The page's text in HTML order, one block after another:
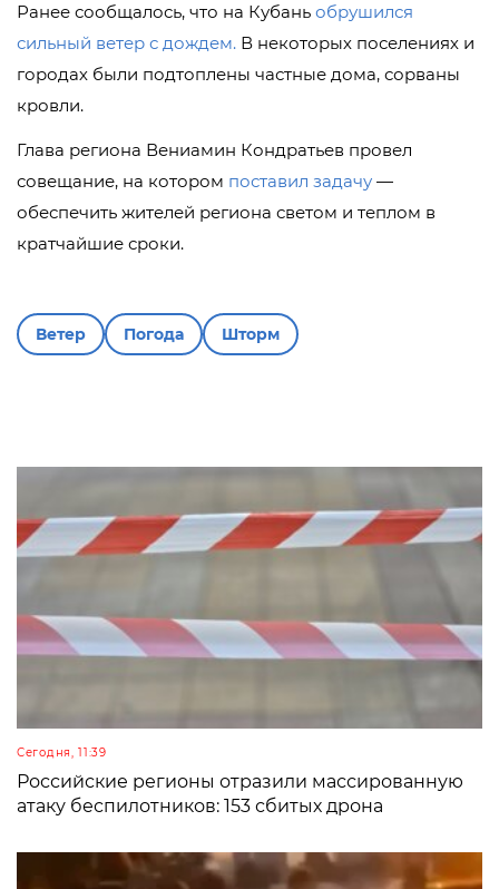
Ранее сообщалось, что на Кубань обрушился
сильный ветер с дождем. В некоторых поселениях и
городах были подтоплены частные дома, сорваны
кровли.
Глава региона Вениамин Кондратьев провел
совещание, на котором поставил задачу —
обеспечить жителей региона светом и теплом в
кратчайшие сроки.
Ветер Погода Шторм
Сегодня, 11:39
Российские регионы отразили массированную
атаку беспилотников: 153 сбитых дрона